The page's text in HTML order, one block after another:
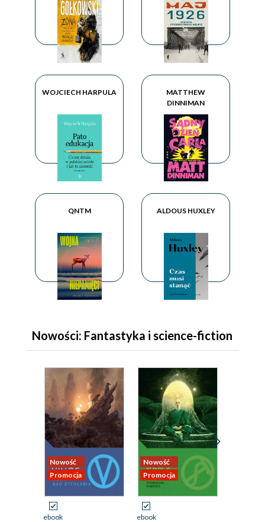
WOJCIECH HARPULA
MATTHEW
DINNIMAN
QNTM ALDOUS HUXLEY
Nowości: Fantastyka i science-fiction
Nowość
Promocja
ebook
Nowość
Promocja
ebook